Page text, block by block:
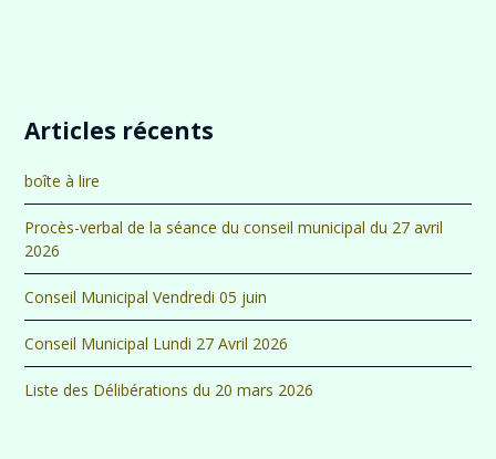
Articles récents
boîte à lire
Procès-verbal de la séance du conseil municipal du 27 avril
2026
Conseil Municipal Vendredi 05 juin
Conseil Municipal Lundi 27 Avril 2026
Liste des Délibérations du 20 mars 2026